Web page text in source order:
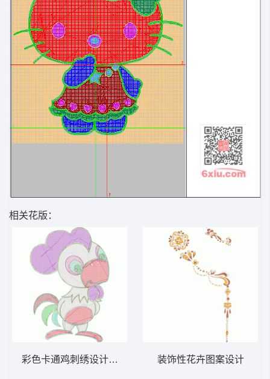
相关花版：
彩色卡通鸡刺绣设计图 鸡小毛巾绣装饰性花卉图案设计